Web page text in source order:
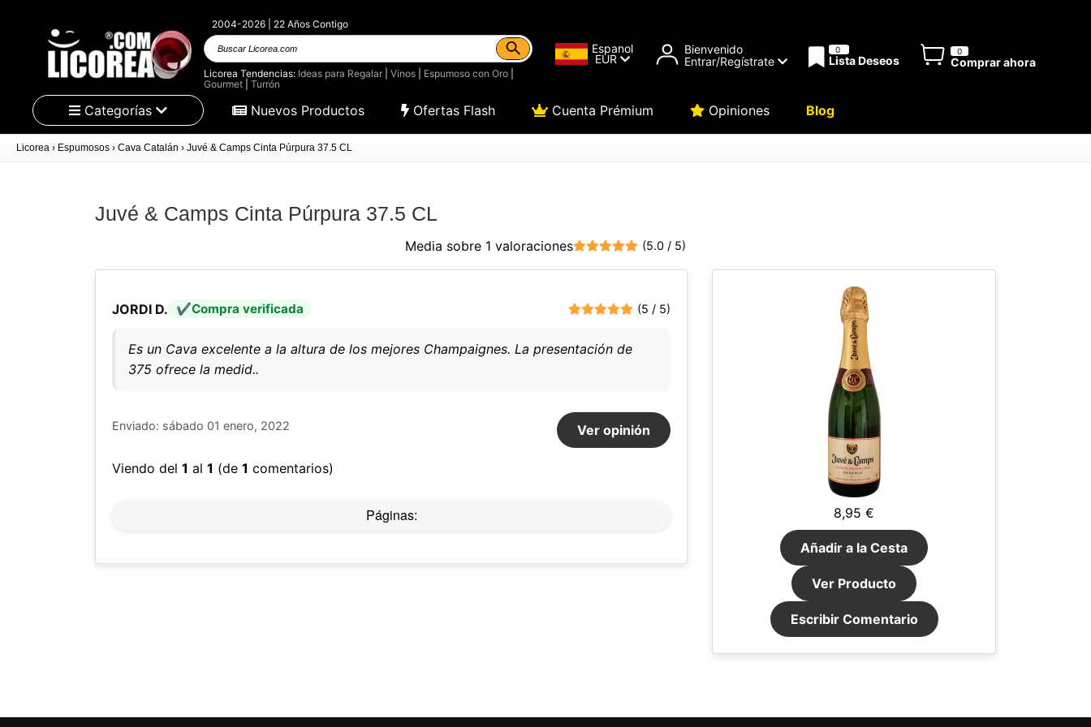
2004-2026 | 22 Años Contigo
Buscar
Licorea.com
Licorea Tendencias: Ideas para Regalar| Vinos| Espumoso con Oro|
Gourmet| Turrón
Espanol
EUR
Bienvenido
Entrar/Regístrate
0
Lista Deseos
0
Comprar ahora
Categorías Nuevos Productos Ofertas Flash Cuenta Prémium Opiniones Blog
Licorea › Espumosos › Cava Catalán › Juvé & Camps Cinta Púrpura 37.5 CL
Juvé & Camps Cinta Púrpura 37.5 CL
Media sobre 1 valoraciones (5.0 / 5)
JORDI D. Compra verificada (5 / 5)
Es un Cava excelente a la altura de los mejores Champaignes. La presentación de
375 ofrece la medid..
Enviado: sábado 01 enero, 2022 Ver opinión
Viendo del 1 al 1 (de 1 comentarios)
Páginas: 8,95 €
Añadir a la Cesta
Ver Producto
Escribir Comentario